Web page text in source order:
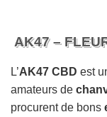
AK47 –
L’AK47 CBD est
amateurs de
procurent de bons